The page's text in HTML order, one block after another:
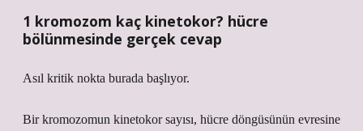
1 kromozom kaç kinetokor? hücre
bölünmesinde gerçek cevap
Asıl kritik nokta burada başlıyor.
Bir kromozomun kinetokor sayısı, hücre döngüsünün evresine